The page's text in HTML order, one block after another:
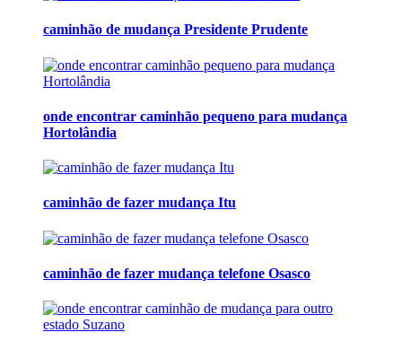
caminhão de mudança Presidente Prudente
onde encontrar caminhão pequeno para mudança
Hortolândia
caminhão de fazer mudança Itu
caminhão de fazer mudança telefone Osasco